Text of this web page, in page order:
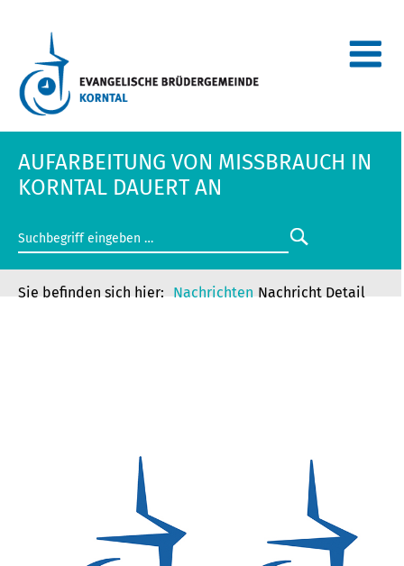
AUFARBEITUNG VON MISSBRAUCH IN
KORNTAL DAUERT AN
Nachrichten Nachricht Detail